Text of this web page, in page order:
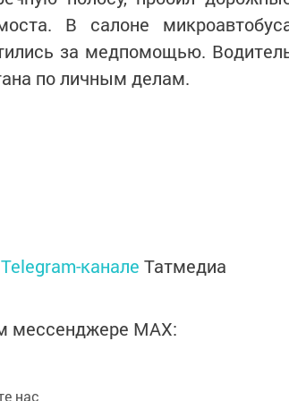
В салоне
за медпомощью.
по личным делам.
Telegram-канале Татмедиа
мессенджере MАХ:
нас